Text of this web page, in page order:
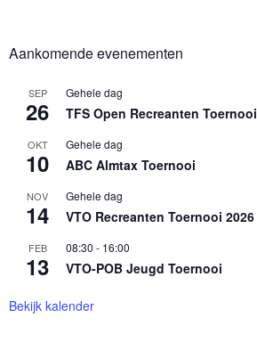
Aankomende evenementen
SEP
26
Gehele dag
TFS Open Recreanten Toernooi
OKT
10
Gehele dag
ABC Almtax Toernooi
NOV
14
Gehele dag
VTO Recreanten Toernooi 2026
FEB
13
08:30 - 16:00
VTO-POB Jeugd Toernooi
Bekijk kalender